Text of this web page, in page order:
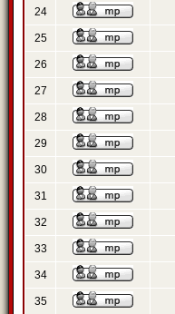
24
25
26
27
28
29
30
31
32
33
34
35